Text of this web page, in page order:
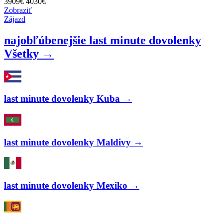
Zobraziť
Zájazd
najobľúbenejšie last minute dovolenky
Všetky →
last minute dovolenky Kuba →
last minute dovolenky Maldivy →
last minute dovolenky Mexiko →